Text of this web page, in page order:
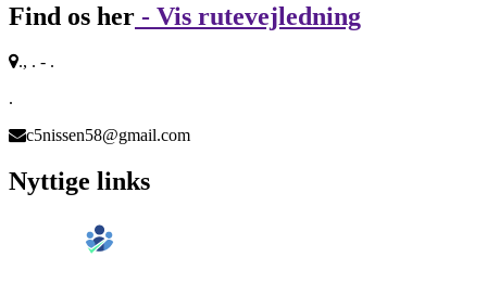
Find os her - Vis rutevejledning
., . - .
.
c5nissen58@gmail.com
Nyttige links